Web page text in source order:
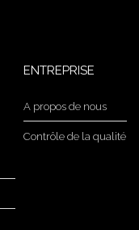
ENTREPRISE
A propos de nous
Contrôle de la qualité